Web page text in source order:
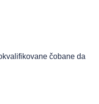
čobane da